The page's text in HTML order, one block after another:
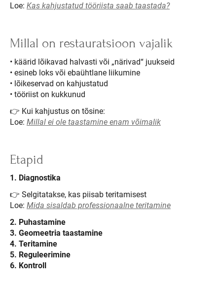
Loe: Kas kahjustatud tööriista saab taastada?
Millal on restauratsioon vajalik
• käärid lõikavad halvasti või „närivad“ juukseid
• esineb loks või ebaühtlane liikumine
• lõikeservad on kahjustatud
• tööriist on kukkunud
👉 Kui kahjustus on tõsine:
Loe: Millal ei ole taastamine enam võimalik
Etapid
1. Diagnostika
👉 Selgitatakse, kas piisab teritamisest
Loe: Mida sisaldab professionaalne teritamine
2. Puhastamine
3. Geomeetria taastamine
4. Teritamine
5. Reguleerimine
6. Kontroll